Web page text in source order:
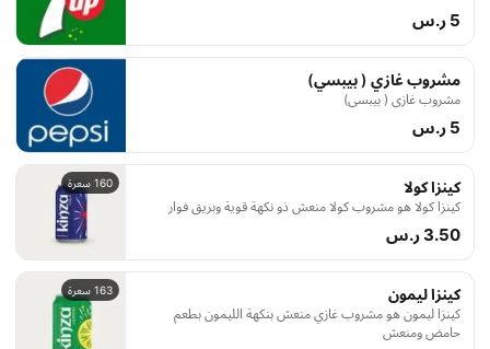
5 ر.س
مشروب غازي ( بيبسي)
مشروب غازي ( بيبسي)
5 ر.س
160 سعرة كينزا كولا
كينزا كولا هو مشروب كولا منعش ذو نكهة قوية وبريق فوار
3.50 ر.س
163 سعرة كينزا ليمون
كينزا ليمون هو مشروب غازي منعش بنكهة الليمون بطعم
حامض ومنعش